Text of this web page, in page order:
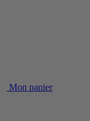
Mon panier